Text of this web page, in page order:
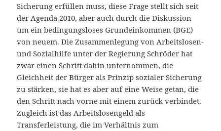
Sicherung erfüllen muss, diese Frage stellt sich seit
der Agenda 2010, aber auch durch die Diskussion
um ein bedingungsloses Grundeinkommen (BGE)
von neuem. Die Zusammenlegung von Arbeitslosen-
und Sozialhilfe unter der Regierung Schröder hat
zwar einen Schritt dahin unternommen, die
Gleichheit der Bürger als Prinzip sozialer Sicherung
zu stärken, sie hat es aber auf eine Weise getan, die
den Schritt nach vorne mit einem zurück verbindet.
Zugleich ist das Arbeitslosengeld als
Transferleistung, die im Verhältnis zum